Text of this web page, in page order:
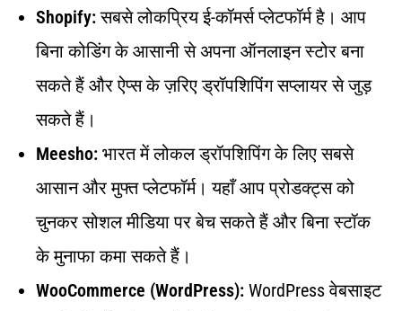
Shopify:सबसे लोकप्रिय ई-कॉमर्स प्लेटफॉर्म है। आप
बिना कोडिंग के आसानी से अपना ऑनलाइन स्टोर बना
सकते हैं और ऐप्स के ज़रिए ड्रॉपशिपिंग सप्लायर से जुड़
सकते हैं।
Meesho: भारत में लोकल ड्रॉपशिपिंग के लिए सबसे
आसान और मुफ्त प्लेटफॉर्म। यहाँ आप प्रोडक्ट्स को
चुनकर सोशल मीडिया पर बेच सकते हैं और बिना स्टॉक
के मुनाफा कमा सकते हैं।
WooCommerce (WordPress): WordPress वेबसाइट